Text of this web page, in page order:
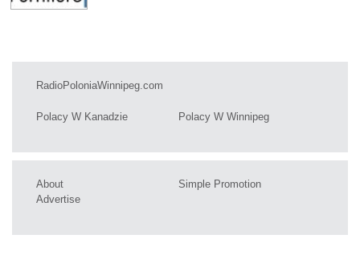
RadioPoloniaWinnipeg.com
Polacy W Kanadzie Polacy W Winnipeg
About
Advertise
Simple Promotion